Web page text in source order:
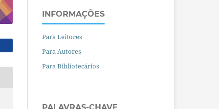
INFORMAÇÕES
Para Leitores
Para Autores
Para Bibliotecários